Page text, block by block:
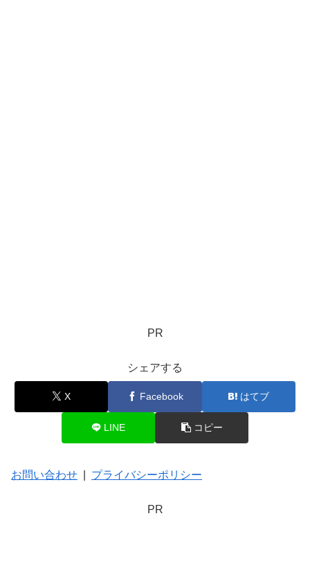
PR
シェアする
X Facebook はてブ
LINE コピー
お問い合わせ プライバシーポリシー
PR